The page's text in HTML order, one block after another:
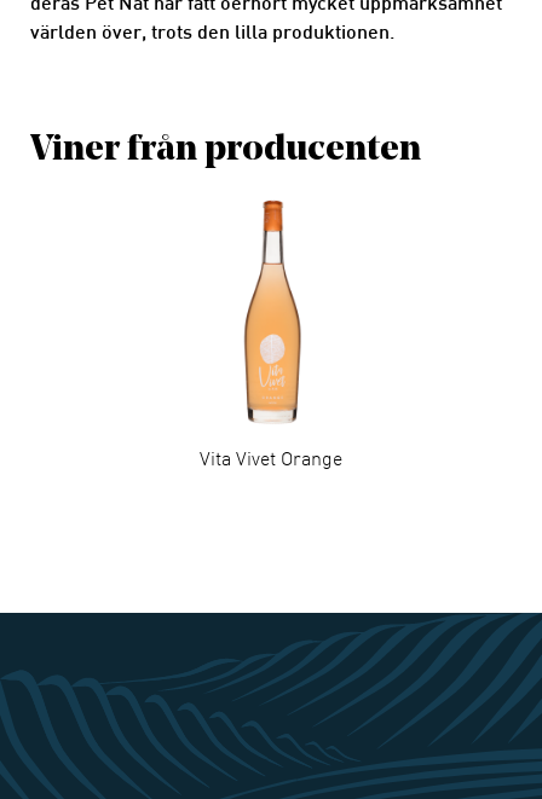
deras Pet Nat har fått oerhört mycket uppmärksamhet
världen över, trots den lilla produktionen.
Viner från producenten
Vita Vivet Orange